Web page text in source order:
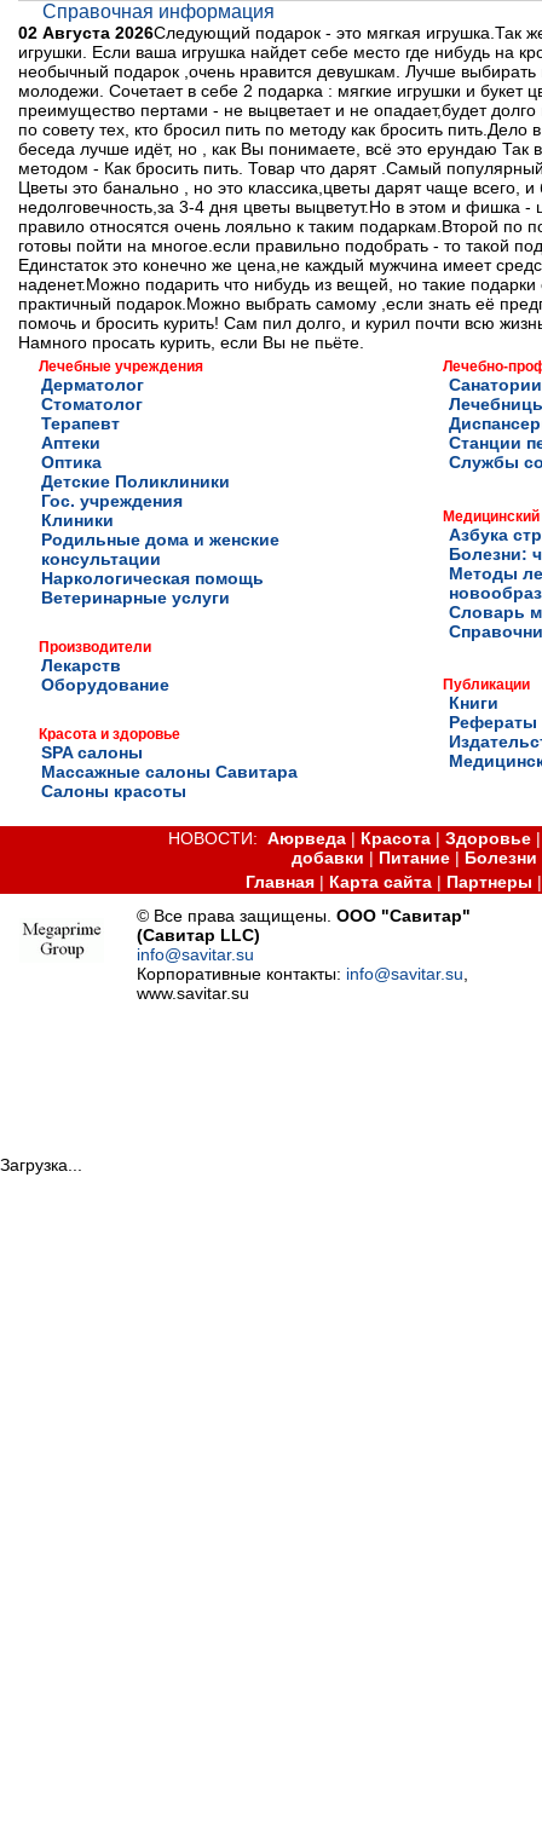
Справочная информация
02 Августа 2026Следующий подарок - это мягкая игрушка.Так
игрушки. Если ваша игрушка найдет себе место где нибудь на
необычный подарок ,очень нравится девушкам. Лучше
молодежи. Сочетает в себе 2 подарка : мягкие игрушки и букет
преимущество пертами - не выцветает и не опадает,будет
по совету тех, кто бросил пить по методу как бросить
беседа лучше идёт, но , как Вы понимаете, всё это ерундаю
методом - Как бросить пить. Товар что дарят .Самый
Цветы это банально , но это классика,цветы дарят чаще всего,
недолговечность,за 3-4 дня цветы выцветут.Но в этом и фишка
правило относятся очень лояльно к таким подаркам.Второй по
готовы пойти на многое.если правильно подобрать - то такой
Единстаток это конечно же цена,не каждый мужчина имеет
наденет.Можно подарить что нибудь из вещей, но такие
практичный подарок.Можно выбрать самому ,если знать её
помочь и бросить курить! Сам пил долго, и курил почти всю
Намного просать курить, если Вы не пьёте.
Лечебные учреждения
Дерматолог
Стоматолог
Терапевт
Аптеки
Оптика
Детские Поликлиники
Гос. учреждения
Клиники
Родильные дома и женские
консультации
Наркологическая помощь
Ветеринарные услуги
Производители
Лекарств
Оборудование
Красота и здоровье
SPA салоны
Массажные салоны Савитара
Салоны красоты
Лечебно-
Станции
Службы
Медицинский
Азбука
Болезни:
Методы
Словарь
Публикации
Книги
Рефераты
НОВОСТИ:Аюрведа | Красота |Здоровье
добавки | Питание| Болезни
Главная| Карта сайта| Партнеры
© Все права защищены.ООО "Савитар"
(Савитар LLC)
info@savitar.su
Корпоративные контакты: info@savitar.su
www.savitar.su
Загрузка...